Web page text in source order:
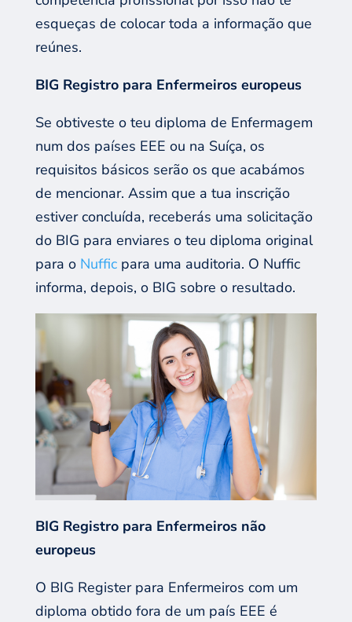
esqueças de colocar toda a informação que
reúnes.
BIG Registro para Enfermeiros europeus
Se obtiveste o teu diploma de Enfermagem
num dos países EEE ou na Suíça, os
requisitos básicos serão os que acabámos
de mencionar. Assim que a tua inscrição
estiverconcluída, receberás uma solicitação
do BIG para enviares o teu diploma original
para o Nufficpara uma auditoria. O Nuffic
informa, depois, o BIG sobre o resultado.
BIG Registro para Enfermeiros não
europeus
O BIG Registerpara Enfermeiros com um
diploma obtido fora de um país EEE é